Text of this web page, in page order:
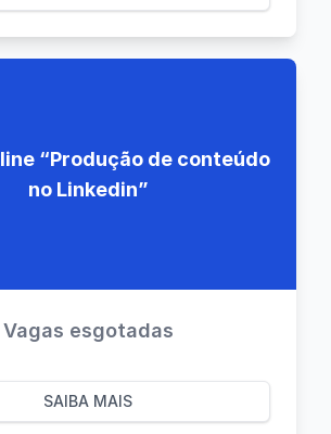
“Produção de conteúdo
no Linkedin”
Vagas esgotadas
SAIBA MAIS